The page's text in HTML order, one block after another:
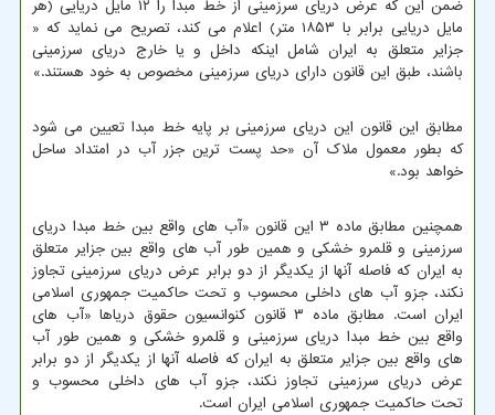
ضمن این که عرض دریای سرزمینی از خط مبدا را ۱۲ مایل دریایی (هر
مایل دریایی برابر با ۱۸۵۳ متر) اعلام می کند، تصریح می نماید که «
جزایر متعلق به ایران شامل اینکه داخل و یا خارج دریای سرزمینی
باشند، طبق این قانون دارای دریای سرزمینی مخصوص به خود هستند.»
مطابق این قانون این دریای سرزمینی بر پایه خط مبدا تعیین می شود
که بطور معمول ملاک آن «حد پست ترین جزر آب در امتداد ساحل
خواهد بود.»
همچنین مطابق ماده ۳ این قانون «آب های واقع بین خط مبدا دریای
سرزمینی و قلمرو خشکی و همین طور آب های واقع بین جزایر متعلق
به ایران که فاصله آنها از یکدیگر از دو برابر عرض دریای سرزمینی تجاوز
نکند، جزو آب های داخلی محسوب و تحت حاکمیت جمهوری اسلامی
ایران است. مطابق ماده ۳ قانون کنوانسیون حقوق دریاها «آب های
واقع بین خط مبدا دریای سرزمینی و قلمرو خشکی و همین طور آب
های واقع بین جزایر متعلق به ایران که فاصله آنها از یکدیگر از دو برابر
عرض دریای سرزمینی تجاوز نکند، جزو آب های داخلی محسوب و
تحت حاکمیت جمهوری اسلامی ایران است.